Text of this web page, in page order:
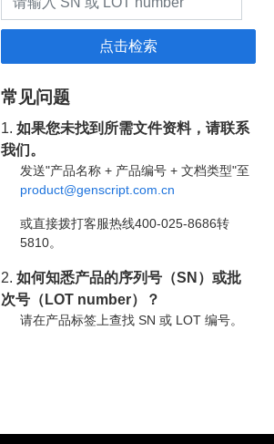
常见问题
1.如果您未找到所需文件资料，请联系
我们。
发送"产品名称 + 产品编号 + 文档类型"至
product@genscript.com.cn
或直接拨打客服热线400-025-8686转
5810。
2.如何知悉产品的序列号（SN）或批
次号（LOT number）？
请在产品标签上查找 SN 或 LOT 编号。